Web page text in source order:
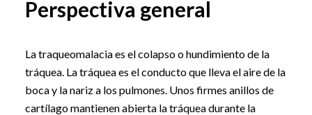
Perspectiva general
La traqueomalacia es el colapso o hundimiento de la
tráquea. La tráquea es el conducto que lleva el aire de la
boca y la nariz a los pulmones. Unos firmes anillos de
cartílago mantienen abierta la tráquea durante la